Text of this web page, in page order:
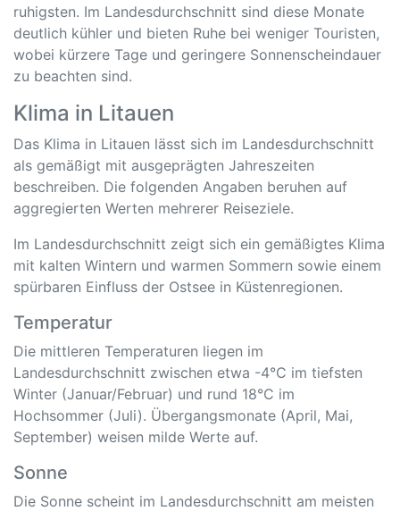
ruhigsten. Im Landesdurchschnitt sind diese Monate
deutlich kühler und bieten Ruhe bei weniger Touristen,
wobei kürzere Tage und geringere Sonnenscheindauer
zu beachten sind.
Klima in Litauen
Das Klima in Litauen lässt sich im Landesdurchschnitt
als gemäßigt mit ausgeprägten Jahreszeiten
beschreiben. Die folgenden Angaben beruhen auf
aggregierten Werten mehrerer Reiseziele.
Im Landesdurchschnitt zeigt sich ein gemäßigtes Klima
mit kalten Wintern und warmen Sommern sowie einem
spürbaren Einfluss der Ostsee in Küstenregionen.
Temperatur
Die mittleren Temperaturen liegen im
Landesdurchschnitt zwischen etwa -4°C im tiefsten
Winter (Januar/Februar) und rund 18°C im
Hochsommer (Juli). Übergangsmonate (April, Mai,
September) weisen milde Werte auf.
Sonne
Die Sonne scheint im Landesdurchschnitt am meisten